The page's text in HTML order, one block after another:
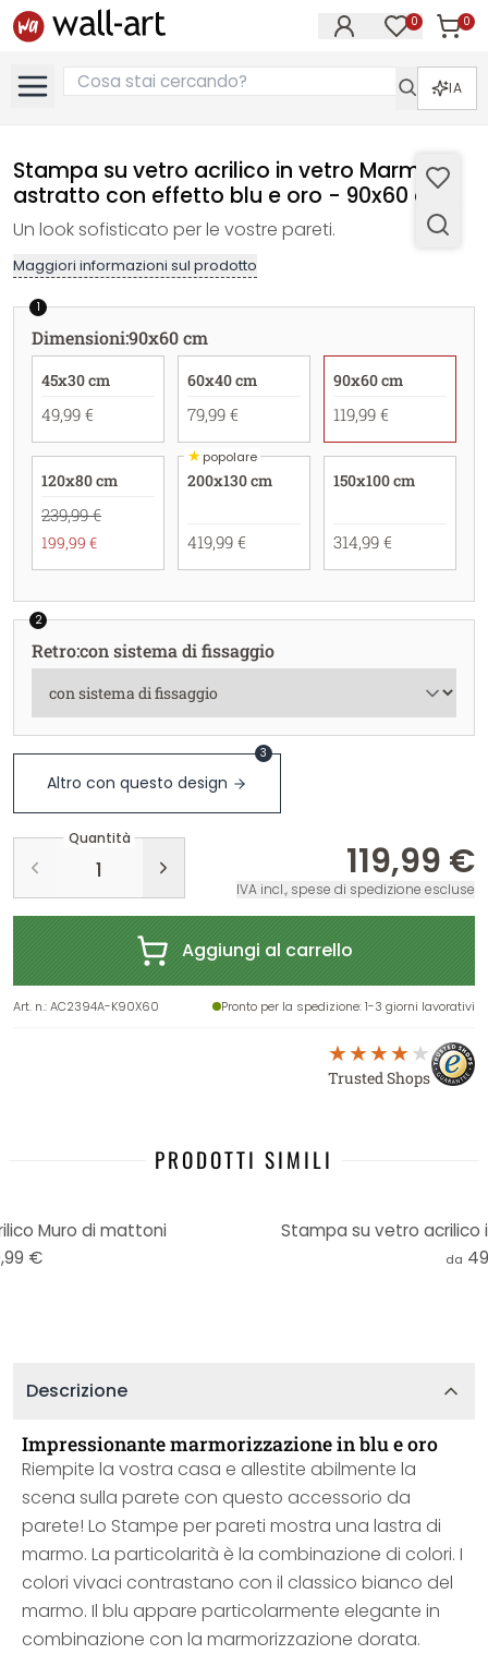
0 0
IA
Stampa su vetro acrilico in vetro Marmo
astratto con effetto blu e oro - 90x60 cm
Un look sofisticato per le vostre pareti.
Maggiori informazioni sul prodotto
1
Dimensioni:90x60 cm
45x30 cm
49,99 €
60x40 cm
79,99 €
90x60 cm
119,99 €
120x80 cm
239,99 €
199,99 €
★popolare
200x130 cm
419,99 €
150x100 cm
314,99 €
2
Retro:con sistema di fissaggio
Altro con questo design
3
Quantità
119,99 €
IVA incl., spese di spedizione escluse
Aggiungi al carrello
Art. n.:AC2394A-K90X60 Pronto per la spedizione: 1-3 giorni lavorativi
Trusted Shops
PRODOTTI SIMILI
Muro di mattoni
€
Stampa su vetro acrilico
da
Descrizione
Impressionante marmorizzazione in blu e oro
Riempite la vostra casa e allestite abilmente la
scena sulla parete con questo accessorio da
parete! Lo Stampe per pareti mostra una lastra di
marmo. La particolarità è la combinazione di colori. I
colori vivaci contrastano con il classico bianco del
marmo. Il blu appare particolarmente elegante in
combinazione con la marmorizzazione dorata.